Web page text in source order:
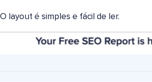
O layout é simples e fácil de ler.